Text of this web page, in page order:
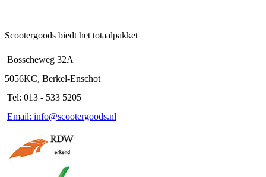
Scootergoods biedt het totaalpakket
Bosscheweg 32A
5056KC, Berkel-Enschot
Tel: 013 - 533 5205
Email: info@scootergoods.nl